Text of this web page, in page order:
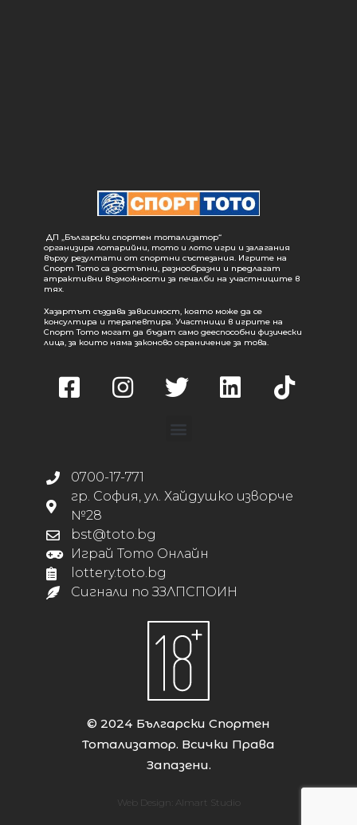
ДП „Български спортен тотализатор“
организира лотарийни, тото и лото игри и залагания
върху резултати от спортни състезания. Игрите на
Спорт Тото са достъпни, разнообразни и предлагат
атрактивни възможности за печалби на участниците в
тях.
Хазартът създава зависимост, която може да се
консултира и терапевтира. Участници в игрите на
Спорт Тото могат да бъдат само дееспособни физически
лица, за които няма законово ограничение за това.
0700-17-771
гр. София, ул. Хайдушко изворче
№28
bst@toto.bg
Играй Тото Онлайн
lottery.toto.bg
Сигнали по ЗЗЛПСПОИН
© 2024 Български Спортен
Тотализатор. Всички Права
Запазени.
Web Design: Almart Studio